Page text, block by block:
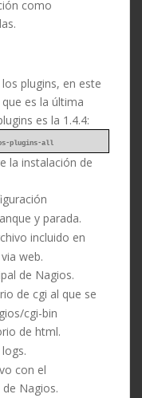
como
plugins, en este
es la última
es la 1.4.4:
plugins-all
la instalación de
y parada.
incluido en
web.
de Nagios.
de cgi al que se
cgi-bin
de html.
con el
Nagios.